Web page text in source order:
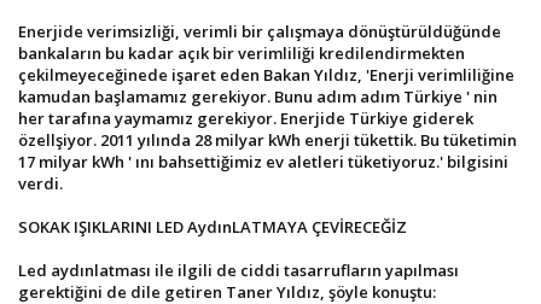
Enerjide verimsizliği, verimli bir çalışmaya dönüştürüldüğünde
bankaların bu kadar açık bir verimliliği kredilendirmekten
çekilmeyeceğinede işaret eden Bakan Yıldız, 'Enerji verimliliğine
kamudan başlamamız gerekiyor. Bunu adım adım Türkiye ' nin
her tarafına yaymamız gerekiyor. Enerjide Türkiye giderek
özellşiyor. 2011 yılında 28 milyar kWh enerji tükettik. Bu tüketimin
17 milyar kWh ' ını bahsettiğimiz ev aletleri tüketiyoruz.' bilgisini
verdi.
SOKAK IŞIKLARINI LED AydınLATMAYA ÇEVİRECEĞİZ
Led aydınlatması ile ilgili de ciddi tasarrufların yapılması
gerektiğini de dile getiren Taner Yıldız, şöyle konuştu: